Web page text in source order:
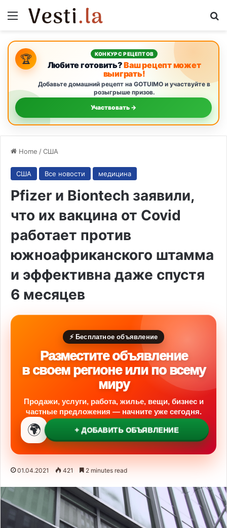
Menu
🏆 КОНКУРС РЕЦЕПТОВ
Любите готовить?Ваш рецепт может
выиграть!
Добавьте домашний рецепт на GOTUIMO и участвуйте в
розыгрыше призов.
Участвовать →
Home /США
США Все новости медицина
Pfizer и Biontech заявили,
что их вакцина от Covid
работает против
южноафриканского штамма
и эффективна даже спустя
6 месяцев
⚡ Бесплатное объявление
Разместите объявление
в своем регионе или по всему
миру
Продажи, услуги, работа, жилье, вещи, бизнес и
частные предложения — начните уже сегодня.
🌍 + ДОБАВИТЬ ОБЪЯВЛЕНИЕ
01.04.2021 421 2 minutes read